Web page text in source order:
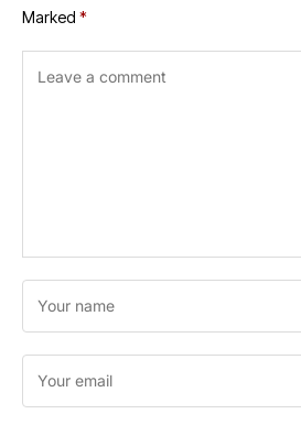
Marked *